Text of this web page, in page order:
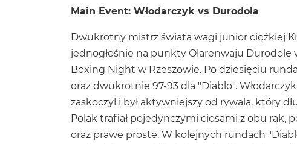
Main Event: Włodarczyk vs Durodola
Dwukrotny mistrz świata wagi junior ciężkiej
jednogłośnie na punkty Olarenwaju Durodolę
Boxing Night w Rzeszowie. Po dziesięciu
oraz dwukrotnie 97-93 dla "Diablo".
zaskoczył i był aktywniejszy od rywala, który
Polak trafiał pojedynczymi ciosami z obu rąk,
oraz prawe proste. W kolejnych rundach